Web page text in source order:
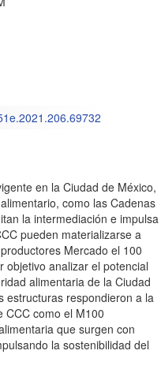
en la Ciudad de México,
como las Cadenas
la intermediación e impulsa
pueden materializarse a
Mercado el 100
objetivo analizar el potencial
alimentaria de la Ciudad
estructuras respondieron a la
CCC como el M100
que surgen con
la sostenibilidad del